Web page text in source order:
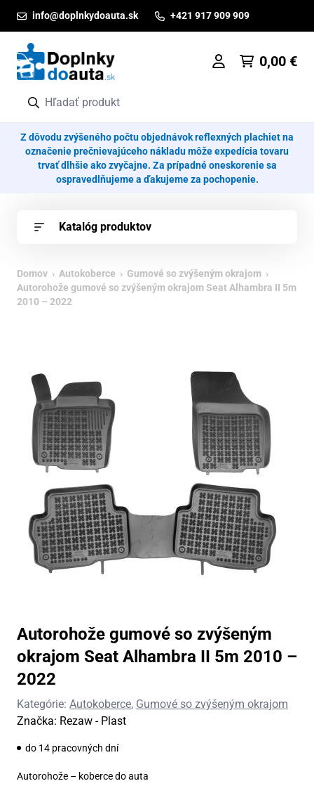
info@doplnkydoauta.sk +421 917 909 909
0,00 €
Z dôvodu zvýšeného počtu objednávok reflexných plachiet na
označenie prečnievajúceho nákladu môže expedícia tovaru
trvať dlhšie ako zvyčajne. Za prípadné oneskorenie sa
ospravedlňujeme a ďakujeme za pochopenie.
Katalóg produktov
Domov › Autokoberce › Gumové so zvýšeným okrajom ›
Autorohože gumové so zvýšeným okrajom Seat Alhambra II 5m
2010 – 2022
Autorohože gumové so zvýšeným
okrajom Seat Alhambra II 5m 2010 –
2022
Kategórie: Autokoberce, Gumové so zvýšeným okrajom
Značka: Rezaw - Plast
do 14 pracovných dní
Autorohože – koberce do auta